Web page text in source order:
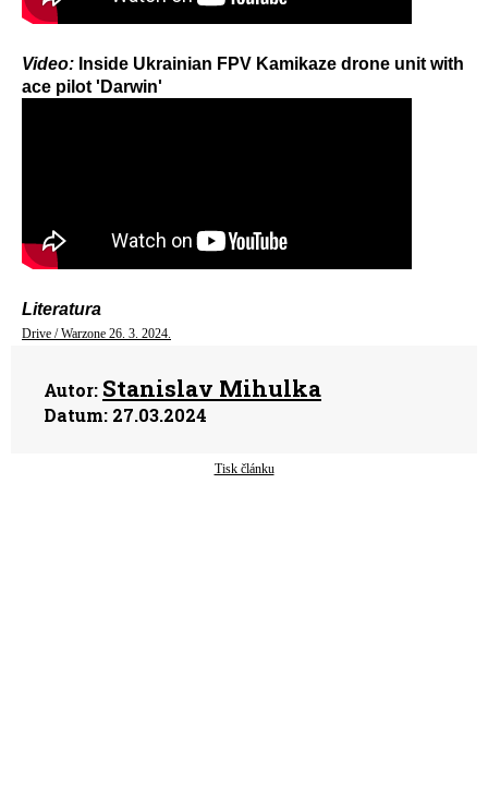
Video: Inside Ukrainian FPV Kamikaze drone unit with
ace pilot 'Darwin'
Literatura
Drive / Warzone 26. 3. 2024.
Autor: Stanislav Mihulka
Datum: 27.03.2024
Tisk článku